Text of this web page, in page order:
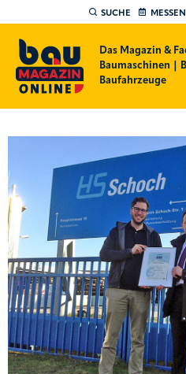
SUCHE MESSEN
Das Magazin &
Baumaschinen |
Baufahrzeuge